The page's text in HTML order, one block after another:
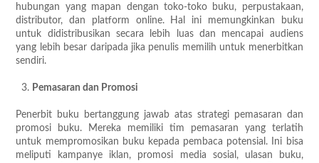
hubungan yang mapan dengan toko-toko buku, perpustakaan,
distributor, dan platform online. Hal ini memungkinkan buku
untuk didistribusikan secara lebih luas dan mencapai audiens
yang lebih besar daripada jika penulis memilih untuk menerbitkan
sendiri.
Pemasaran dan Promosi
Penerbit buku bertanggung jawab atas strategi pemasaran dan
promosi buku. Mereka memiliki tim pemasaran yang terlatih
untuk mempromosikan buku kepada pembaca potensial. Ini bisa
meliputi kampanye iklan, promosi media sosial, ulasan buku,